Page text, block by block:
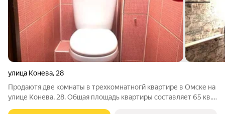
улица Конева, 28
Продаютя две комнаты в трехкомнатногй квартире в Омске на
улице Конева, 28. Общая площадь квартиры составляет 65 кв.